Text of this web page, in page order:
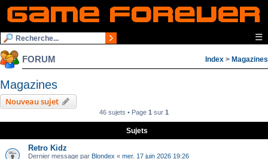
☰
FORUM Index > Magazines
Magazines
Nouveau sujet
46 sujets • Page 1 sur 1
Sujets
Retro Kidz
Dernier message par Blondex « mer. 17 juin 2026 19:26